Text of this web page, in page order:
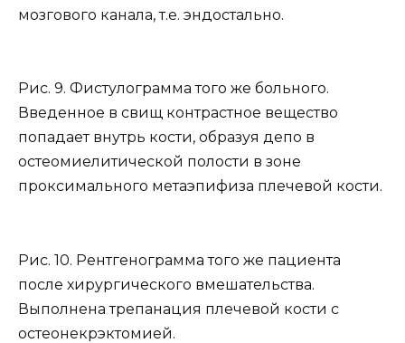
мозгового канала, т.е. эндостально.
Рис. 9. Фистулограмма того же больного.
Введенное в свищ контрастное вещество
попадает внутрь кости, образуя депо в
остеомиелитической полости в зоне
проксимального метаэпифиза плечевой кости.
Рис. 10. Рентгенограмма того же пациента
после хирургического вмешательства.
Выполнена трепанация плечевой кости с
остеонекрэктомией.